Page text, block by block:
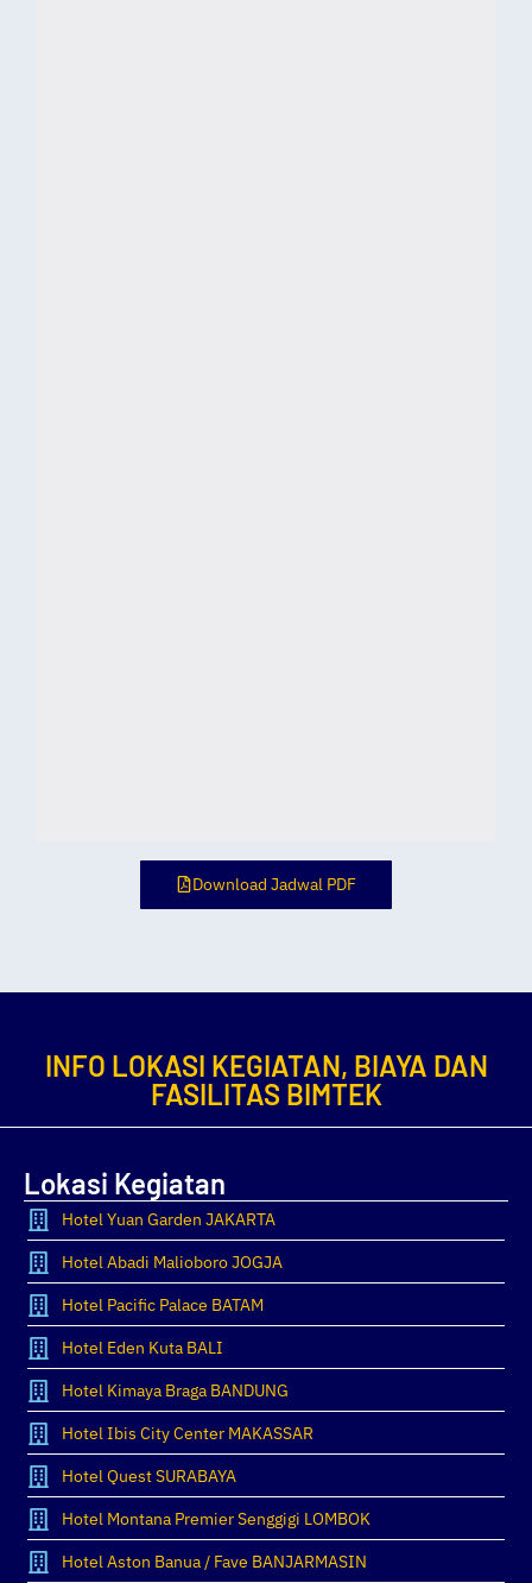
Download Jadwal PDF
INFO LOKASI KEGIATAN, BIAYA DAN
FASILITAS BIMTEK
Lokasi Kegiatan
Hotel Yuan Garden JAKARTA
Hotel Abadi Malioboro JOGJA
Hotel Pacific Palace BATAM
Hotel Eden Kuta BALI
Hotel Kimaya Braga BANDUNG
Hotel Ibis City Center MAKASSAR
Hotel Quest SURABAYA
Hotel Montana Premier Senggigi LOMBOK
Hotel Aston Banua / Fave BANJARMASIN